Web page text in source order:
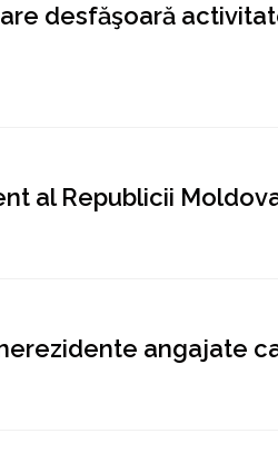
desfăşoară
al Republicii
angajate